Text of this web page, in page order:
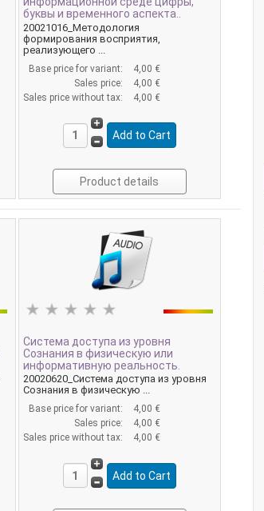
буквы и временного аспекта..
20021016_Методология
формирования восприятия,
реализующего ...
Base price for variant:
4,00 €
Sales price:
4,00 €
Sales price without tax:
4,00 €
Product details
Система доступа из уровня
Сознания в физическую или
информативную реальность.
20020620_Система доступа из уровня
Сознания в физическую ...
Base price for variant:
4,00 €
Sales price:
4,00 €
Sales price without tax:
4,00 €